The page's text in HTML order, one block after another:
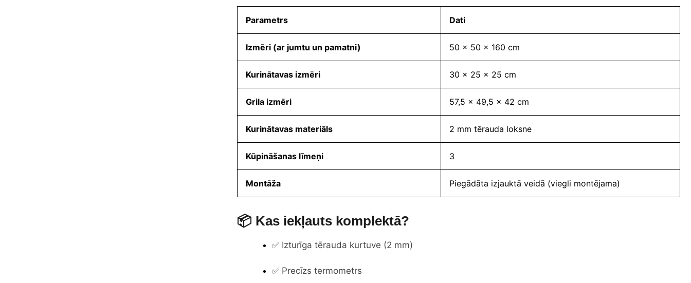
Parametrs Dati
Izmēri (ar jumtu un pamatni) 50 x 50 x 160 cm
Kurinātavas izmēri 30 x 25 x 25 cm
Grila izmēri 57,5 x 49,5 x 42 cm
Kurinātavas materiāls 2 mm tērauda loksne
Kūpināšanas līmeņi 3
Montāža Piegādāta izjauktā veidā (viegli montējama)
📦 Kas iekļauts komplektā?
✅ Izturīga tērauda kurtuve (2 mm)
✅ Precīzs termometrs